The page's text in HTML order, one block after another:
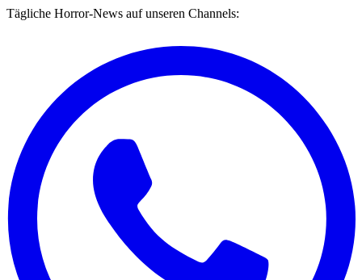
Tägliche Horror-News auf unseren Channels: